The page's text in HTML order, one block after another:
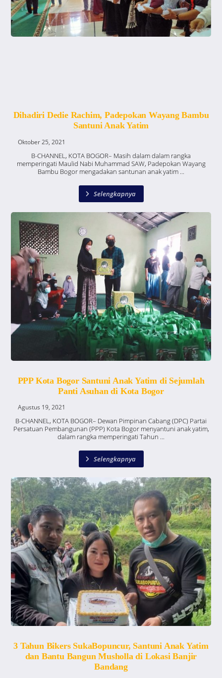
Dihadiri Dedie Rachim, Padepokan Wayang Bambu
Santuni Anak Yatim
Oktober 25, 2021
B-CHANNEL, KOTA BOGOR– Masih dalam dalam rangka
memperingati Maulid Nabi Muhammad SAW, Padepokan Wayang
Bambu Bogor mengadakan santunan anak yatim ...
Selengkapnya
PPP Kota Bogor Santuni Anak Yatim di Sejumlah
Panti Asuhan di Kota Bogor
Agustus 19, 2021
B-CHANNEL, KOTA BOGOR– Dewan Pimpinan Cabang (DPC) Partai
Persatuan Pembangunan (PPP) Kota Bogor menyantuni anak yatim,
dalam rangka memperingati Tahun ...
Selengkapnya
3 Tahun Bikers SukaBopuncur, Santuni Anak Yatim
dan Bantu Bangun Musholla di Lokasi Banjir
Bandang